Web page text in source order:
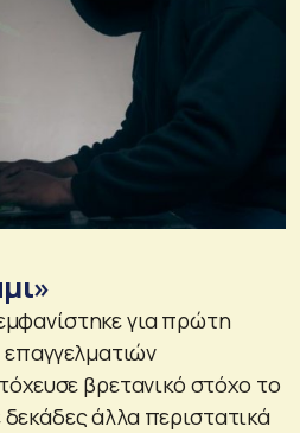
για πρώτη
βρετανικό στόχο το
δεκάδες άλλα περιστατικά